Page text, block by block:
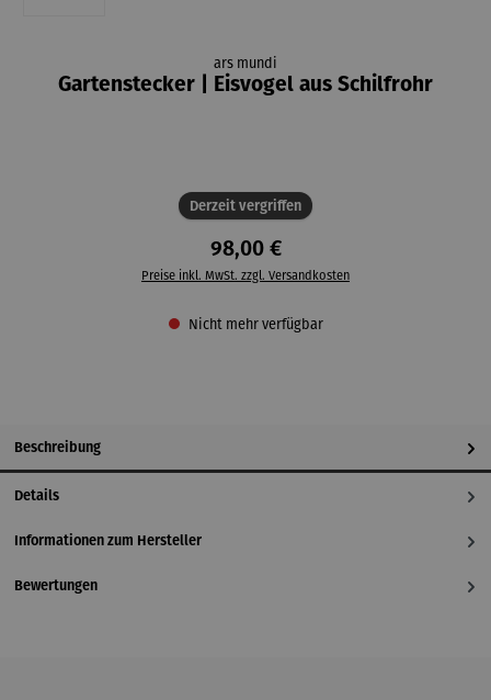
ars mundi
Gartenstecker | Eisvogel aus Schilfrohr
Derzeit vergriffen
98,00 €
Preise inkl. MwSt. zzgl. Versandkosten
Nicht mehr verfügbar
Beschreibung
Details
Informationen zum Hersteller
Bewertungen